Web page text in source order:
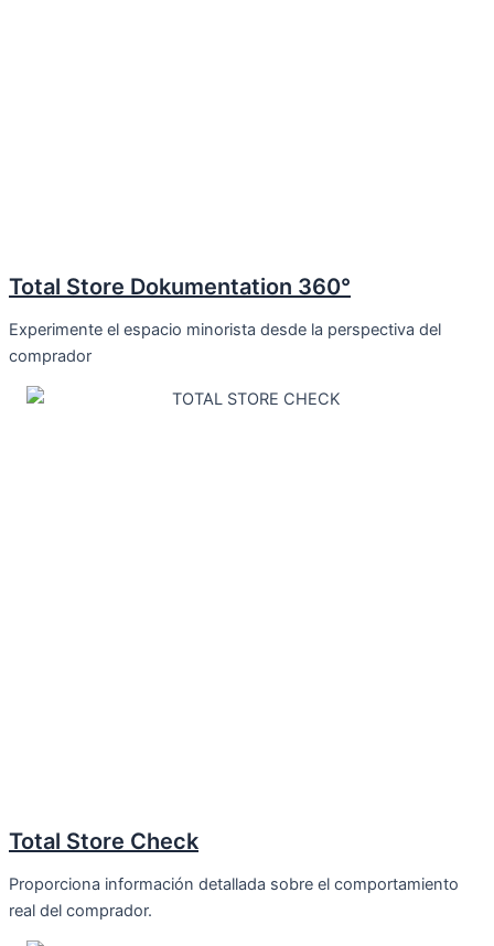
Total Store Dokumentation 360°
Experimente el espacio minorista desde la perspectiva del
comprador
Total Store Check
Proporciona información detallada sobre el comportamiento
real del comprador.